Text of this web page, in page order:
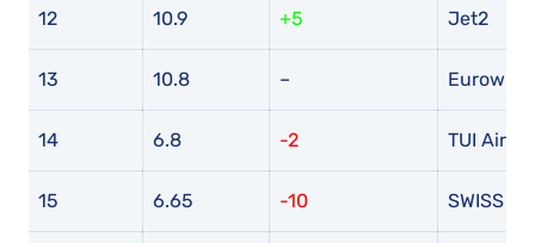
12 10.9 +5 Jet2
13 10.8 –
14 6.8 -2 TUI
15 6.65 -10 SWISS